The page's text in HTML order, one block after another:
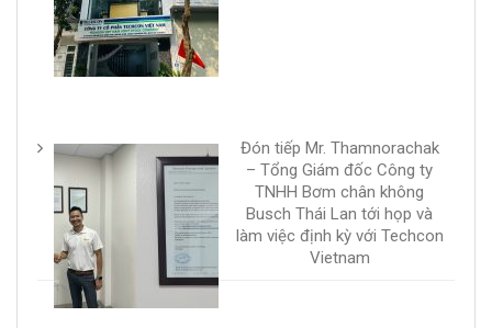
Đón tiếp Mr. Thamnorachak
– Tổng Giám đốc Công ty
TNHH Bơm chân không
Busch Thái Lan tới họp và
làm việc định kỳ với Techcon
Vietnam